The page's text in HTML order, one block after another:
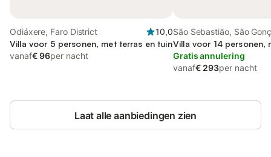
Odiáxere, Faro District
10,0
Villa voor 5 personen, met terras en tuin
vanaf€ 96per nacht
São Sebastião, São
Lagos
Villa voor 14 personen,
Gratis annulering
vanaf€ 293per nacht
Laat alle aanbiedingen zien